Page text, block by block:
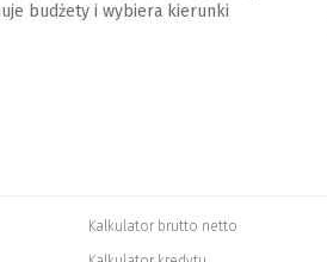
budżety i wybiera kierunki
Kalkulator brutto netto